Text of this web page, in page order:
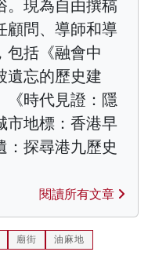
。現為自由撰稿
顧問、導師和導
包括《融會中
遺忘的歷史建
《時代見證：隱
市地標：香港早
：探尋港九歷史
閱讀所有文章
廟街 油麻地